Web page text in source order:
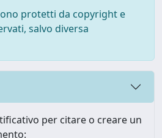
protetti da copyright e
salvo diversa
per citare o creare un